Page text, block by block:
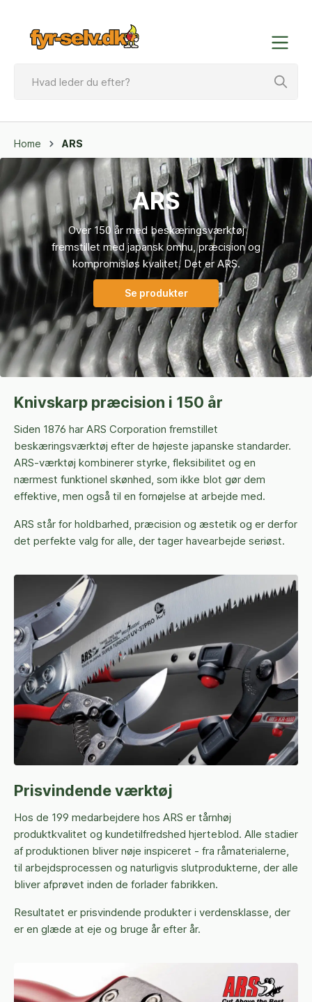
Home ARS
ARS
Over 150 år med beskæringsværktøj
fremstillet med japansk omhu, præcision og
kompromisløs kvalitet. Det er ARS.
Se produkter
Knivskarp præcision i 150 år
Siden 1876 har ARS Corporation fremstillet
beskæringsværktøj efter de højeste japanske standarder.
ARS-værktøj kombinerer styrke, fleksibilitet og en
nærmest funktionel skønhed, som ikke blot gør dem
effektive, men også til en fornøjelse at arbejde med.
ARS står for holdbarhed, præcision og æstetik og er derfor
det perfekte valg for alle, der tager havearbejde seriøst.
Prisvindende værktøj
Hos de 199 medarbejdere hos ARS er tårnhøj
produktkvalitet og kundetilfredshed hjerteblod. Alle stadier
af produktionen bliver nøje inspiceret - fra råmaterialerne,
til arbejdsprocessen og naturligvis slutprodukterne, der alle
bliver afprøvet inden de forlader fabrikken.
Resultatet er prisvindende produkter i verdensklasse, der
er en glæde at eje og bruge år efter år.